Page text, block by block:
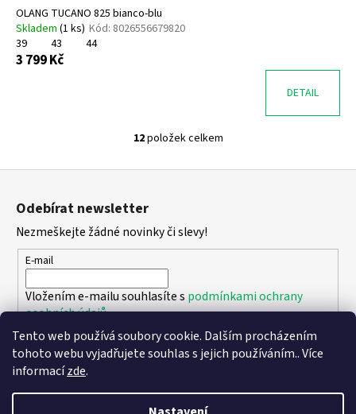
Tento web používá soubory cookie. Dalším procházením
tohoto webu vyjadřujete souhlas s jejich používáním.. Více
informacízde.
OLANG TUCANO 825 bianco-blu
Skladem (1 ks) Kód: 8026556679820
39
43 44
3 799 Kč
DETAIL
O
v
a
c
r
k
y
ý
p
12položek celkem
Z
Odebírat newsletter
Nezmeškejte žádné novinky či slevy!
E-mail
Vložením e-mailu souhlasíte s podmínkami ochrany
osobních údajů
PŘIHLÁSIT SE